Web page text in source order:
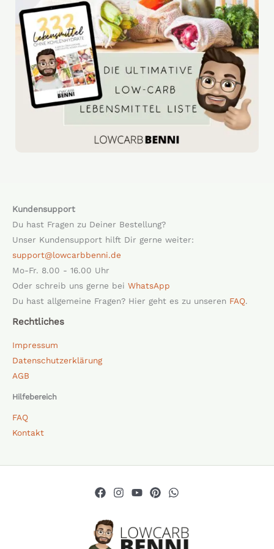
Kundensupport
Du hast Fragen zu Deiner Bestellung?
Unser Kundensupport hilft Dir gerne weiter:
support@lowcarbbenni.de
Mo-Fr. 8.00 - 16.00 Uhr
Oder schreib uns gerne bei WhatsApp
Du hast allgemeine Fragen? Hier geht es zu unseren FAQ.
Rechtliches
Impressum
Datenschutzerklärung
AGB
Hilfebereich
FAQ
Kontakt